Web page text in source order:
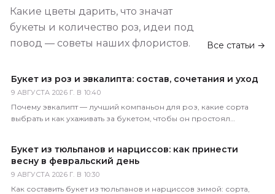
Какие цветы дарить, что значат
букеты и количество роз, идеи под
повод — советы наших флористов.
Все статьи →
Букет из роз и эвкалипта: состав, сочетания и уход
9 АВГУСТА 2026 Г. В 10:40
Почему эвкалипт — лучший компаньон для роз, какие сорта
выбрать и как ухаживать за букетом, чтобы он простоял
Букет из тюльпанов и нарциссов: как принести
весну в февральский день
9 АВГУСТА 2026 Г. В 10:30
Как составить букет из тюльпанов и нарциссов зимой: сорта,